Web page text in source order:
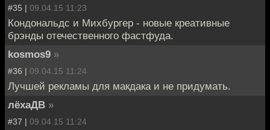
#35 | 09.04.15 11:23
Кондональдс и Михбургер - новые креативные
брэнды отечественного фастфуда.
kosmos9 »
#36 | 09.04.15 11:24
Лучшей рекламы для макдака и не придумать.
лёхаДВ »
#37 | 09.04.15 11:24